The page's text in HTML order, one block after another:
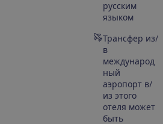
русским
языком
Трансфер из/
в
международ
ный
аэропорт в/
из этого
отеля может
быть